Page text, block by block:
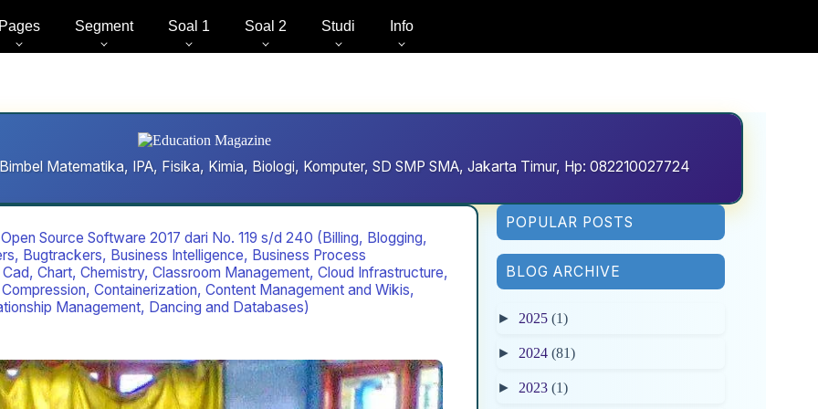
Pages Segment Soal 1 Soal 2 Studi Info
Matematika, IPA, Fisika, Kimia, Biologi, Komputer, SD SMP SMA, Jakarta Timur, Hp: 082210027724
Source Software 2017 dari No. 119 s/d 240 (Billing, Blogging,
Bugtrackers, Business Intelligence, Business Process
Chart, Chemistry, Classroom Management, Cloud Infrastructure,
Containerization, Content Management and Wikis,
Management, Dancing and Databases)
POPULAR POSTS
BLOG ARCHIVE
► 2025 (1)
► 2024 (81)
► 2023 (1)